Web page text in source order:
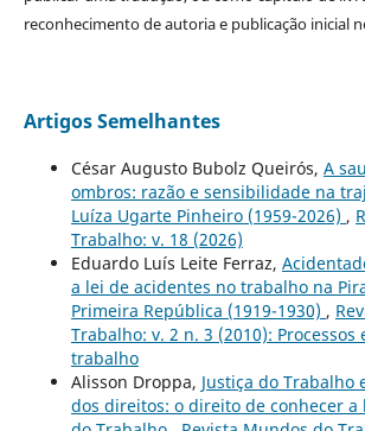
reconhecimento de autoria e publicação inicial
Artigos Semelhantes
César Augusto Bubolz Queirós, A
ombros: razão e sensibilidade na
Luíza Ugarte Pinheiro (1959-2026) ,
Trabalho: v. 18 (2026)
Eduardo Luís Leite Ferraz,
a lei de acidentes no trabalho na
Primeira República (1919-1930) ,
Trabalho: v. 2 n. 3 (2010): Processos
trabalho
Alisson Droppa, Justiça do Trabalho
dos direitos: o direito de conhecer a